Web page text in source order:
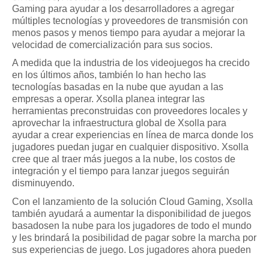
Gaming para ayudar a los desarrolladores a agregar
múltiples tecnologías y proveedores de transmisión con
menos pasos y menos tiempo para ayudar a mejorar la
velocidad de comercialización para sus socios.
A medida que la industria de los videojuegos ha crecido
en los últimos años, también lo han hecho las
tecnologías basadas en la nube que ayudan a las
empresas a operar. Xsolla planea integrar las
herramientas preconstruidas con proveedores locales y
aprovechar la infraestructura global de Xsolla para
ayudar a crear experiencias en línea de marca donde los
jugadores puedan jugar en cualquier dispositivo. Xsolla
cree que al traer más juegos a la nube, los costos de
integración y el tiempo para lanzar juegos seguirán
disminuyendo.
Con el lanzamiento de la solución Cloud Gaming, Xsolla
también ayudará a aumentar la disponibilidad de juegos
basados​​en la nube para los jugadores de todo el mundo
y les brindará la posibilidad de pagar sobre la marcha por
sus experiencias de juego. Los jugadores ahora pueden